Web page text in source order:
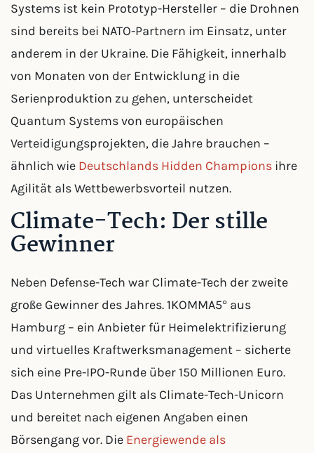
Systems ist kein Prototyp-Hersteller – die Drohnen
sind bereits bei NATO-Partnern im Einsatz, unter
anderem in der Ukraine. Die Fähigkeit, innerhalb
von Monaten von der Entwicklung in die
Serienproduktion zu gehen, unterscheidet
Quantum Systems von europäischen
Verteidigungsprojekten, die Jahre brauchen –
ähnlich wie Deutschlands Hidden Champions ihre
Agilität als Wettbewerbsvorteil nutzen.
Climate-Tech: Der stille
Gewinner
Neben Defense-Tech war Climate-Tech der zweite
große Gewinner des Jahres. 1KOMMA5° aus
Hamburg – ein Anbieter für Heimelektrifizierung
und virtuelles Kraftwerksmanagement – sicherte
sich eine Pre-IPO-Runde über 150 Millionen Euro.
Das Unternehmen gilt als Climate-Tech-Unicorn
und bereitet nach eigenen Angaben einen
Börsengang vor. Die Energiewende als